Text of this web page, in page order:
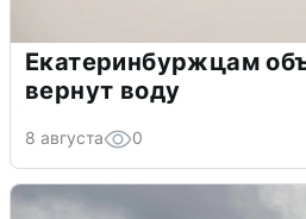
Екатеринбуржцам
вернут воду
8 августа 0